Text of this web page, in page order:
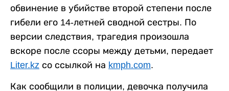
обвинение в убийстве второй степени после
гибели его 14-летней сводной сестры. По
версии следствия, трагедия произошла
вскоре после ссоры между детьми, передает
Liter.kz со ссылкой на kmph.com.
Как сообщили в полиции, девочка получила